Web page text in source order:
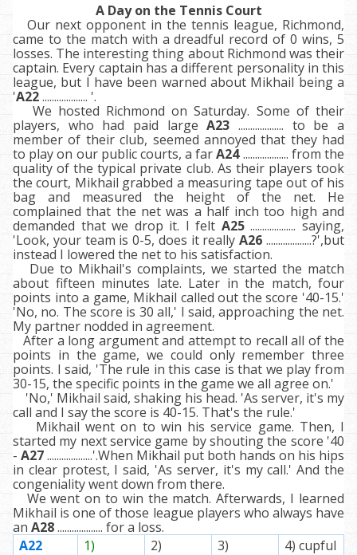
A Day on the Tennis Court
Our next opponent in the tennis league, Richmond,
came to the match with a dreadful record of 0 wins, 5
losses. The interesting thing about Richmond was their
captain. Every captain has a different personality in this
league, but I have been warned about Mikhail being a
'A22................... '.
We hosted Richmond on Saturday. Some of their
players, who had paid largeA23................... to be a
member of their club, seemed annoyed that they had
to play on our public courts, a farA24................... from the
quality of the typical private club. As their players took
the court, Mikhail grabbed a measuring tape out of his
bag and measured the height of the net. He
complained that the net was a half inch too high and
demanded that we drop it. I felt A25................... saying,
'Look, your team is 0-5, does it reallyA26 ...................?',but
instead I lowered the net to his satisfaction.
Due to Mikhail's complaints, we started the match
about fifteen minutes late. Later in the match, four
points into a game, Mikhail called out the score '40-15.'
'No, no. The score is 30 all,' I said, approaching the net.
My partner nodded in agreement.
After a long argument and attempt to recall all of the
points in the game, we could only remember three
points. I said, 'The rule in this case is that we play from
30-15, the specific points in the game we all agree on.'
'No,' Mikhail said, shaking his head. 'As server, it's my
call and I say the score is 40-15. That's the rule.'
Mikhail went on to win his service game. Then, I
started my next service game by shouting the score '40
- A27...................'.When Mikhail put both hands on his hips
in clear protest, I said, 'As server, it's my call.' And the
congeniality went down from there.
We went on to win the match. Afterwards, I learned
Mikhail is one of those league players who always have
an A28................... for a loss.
А22
1)
2)
3)
4) cupful